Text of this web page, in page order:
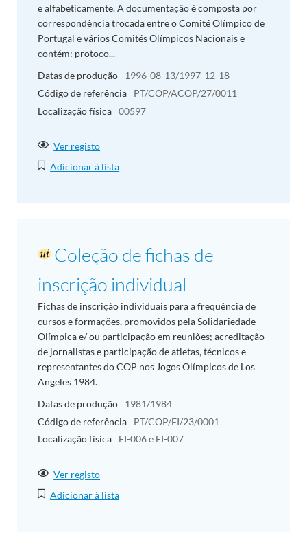
e alfabeticamente. A documentação é composta por
correspondência trocada entre o Comité Olímpico de
Portugal e vários Comités Olímpicos Nacionais e
contém: protoco...
Datas de produção
1996-08-13/1997-12-18
Código de referência
PT/COP/ACOP/27/0011
Localização física 00597
Ver registo
Adicionar à lista
Coleção de fichas de
inscrição individual
Fichas de inscrição individuais para a frequência de
cursos e formações, promovidos pela Solidariedade
Olímpica e/ ou participação em reuniões; acreditação
de jornalistas e participação de atletas, técnicos e
representantes do COP nos Jogos Olímpicos de Los
Angeles 1984.
Datas de produção
1981/1984
Código de referência
PT/COP/FI/23/0001
Localização física
FI-006 e FI-007
Ver registo
Adicionar à lista